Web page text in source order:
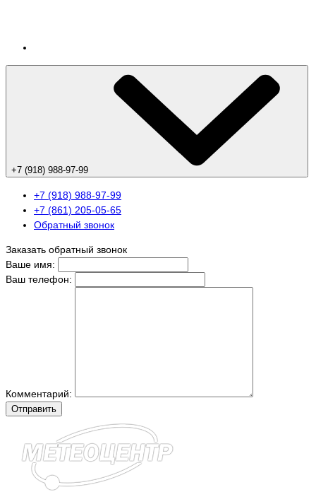
+7 (918) 988-97-99
+7 (918) 988-97-99
+7 (861) 205-05-65
Обратный звонок
Заказать обратный звонок
Ваше имя:
Ваш телефон:
Комментарий:
Отправить